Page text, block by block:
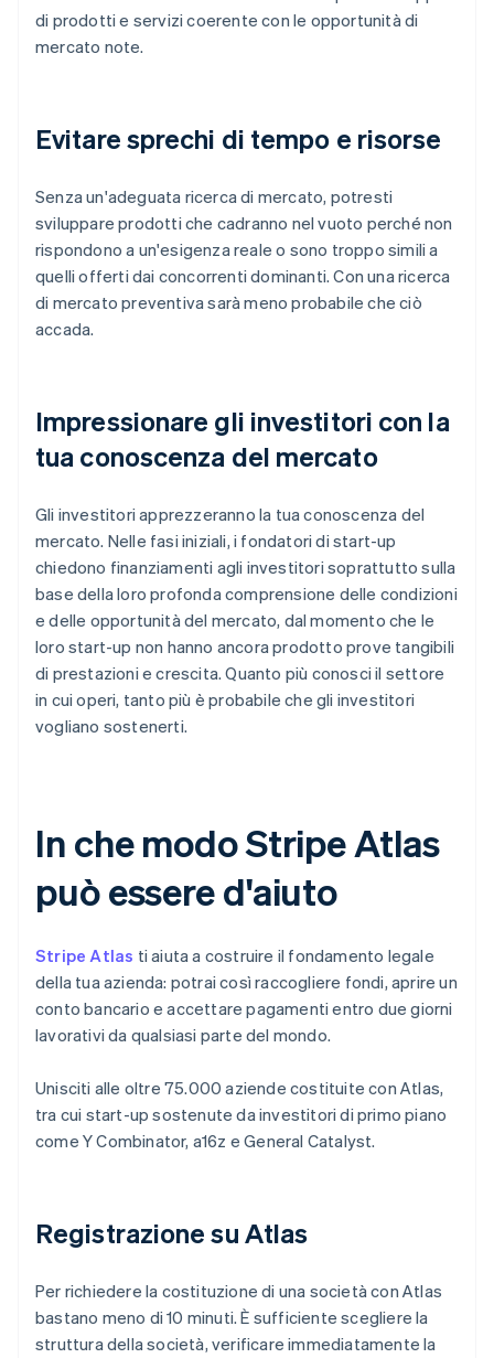
di prodotti e servizi coerente con le opportunità di
mercato note.
Evitare sprechi di tempo e risorse
Senza un'adeguata ricerca di mercato, potresti
sviluppare prodotti che cadranno nel vuoto perché non
rispondono a un'esigenza reale o sono troppo simili a
quelli offerti dai concorrenti dominanti. Con una ricerca
di mercato preventiva sarà meno probabile che ciò
accada.
Impressionare gli investitori con la
tua conoscenza del mercato
Gli investitori apprezzeranno la tua conoscenza del
mercato. Nelle fasi iniziali, i fondatori di start-up
chiedono finanziamenti agli investitori soprattutto sulla
base della loro profonda comprensione delle condizioni
e delle opportunità del mercato, dal momento che le
loro start-up non hanno ancora prodotto prove tangibili
di prestazioni e crescita. Quanto più conosci il settore
in cui operi, tanto più è probabile che gli investitori
vogliano sostenerti.
In che modo Stripe Atlas
può essere d'aiuto
Stripe Atlas ti aiuta a costruire il fondamento legale
della tua azienda: potrai così raccogliere fondi, aprire un
conto bancario e accettare pagamenti entro due giorni
lavorativi da qualsiasi parte del mondo.
Unisciti alle oltre 75.000 aziende costituite con Atlas,
tra cui start-up sostenute da investitori di primo piano
come Y Combinator, a16z e General Catalyst.
Registrazione su Atlas
Per richiedere la costituzione di una società con Atlas
bastano meno di 10 minuti. È sufficiente scegliere la
struttura della società, verificare immediatamente la